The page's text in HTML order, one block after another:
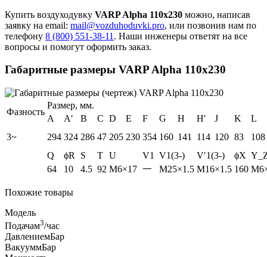
Купить воздуходувку VARP Alpha 110x230 можно, написав
заявку на email: mail@vozduhoduvki.pro, или позвонив нам по
телефону 8 (800) 551-38-11 . Наши инженеры ответят на все
вопросы и помогут оформить заказ.
Габаритные размеры VARP Alpha 110x230
Фазность
Размер, мм.
A
A′ B C D E F G H H′ J K
L
3~
294 324 286 47 205 230 354 160 141 114 120 83
108
Q
ϕR S T U V1 V1(3-) V′1(3-) ϕX
64
10 4.5 92 M6×17 一 M25×1.5 M16×1.5 160
Похожие товары
Модель
Подачам3/час
ДавлениемБар
ВакууммБар